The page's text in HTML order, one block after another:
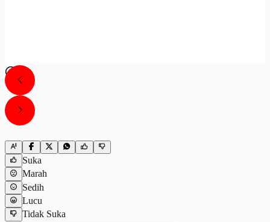
Suka
Marah
Sedih
Lucu
Tidak Suka